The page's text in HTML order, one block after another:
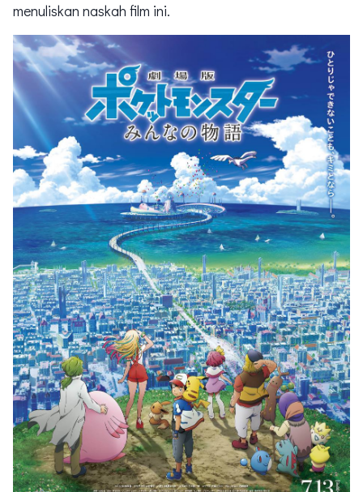
menuliskan naskah film ini.